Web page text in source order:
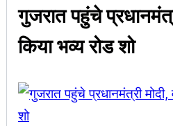
गुजरात पहुंचे
किया भव्य रोड शो